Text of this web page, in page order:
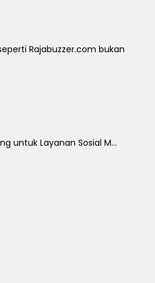
Rajabuzzer.com bukan
untuk Layanan Sosial M...